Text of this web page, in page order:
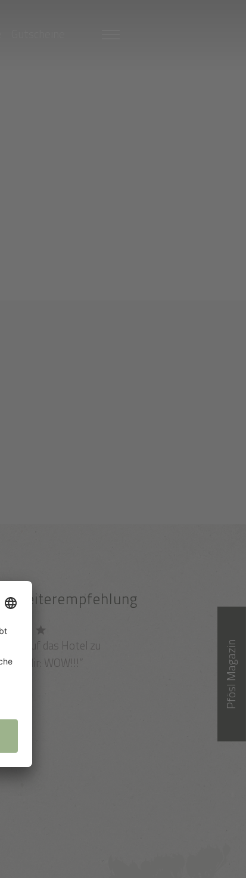
Pfösl Magazin
Weiterempfehlung
auf das Hotel zu
dir: WOW!!!”